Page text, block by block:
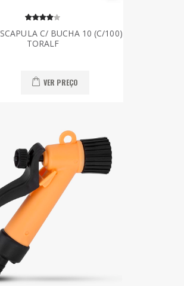
C/ BUCHA 10 (C/100)
TORALF
VER PREÇO